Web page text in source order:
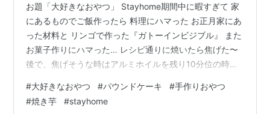
お題「大好きなおやつ」 Stayhome期間中に暇すぎて 家
にあるものでご飯作ったら 料理にハマった お正月家にあ
った材料と リンゴで作った『ガトーインビジブル』 また
お菓子作りにハマった… レシピ通りに焼いたら焦げた〜
後で、焦げそうな時はアルミホイルを残り10分位の時の
焦げたけど とても美味しいでした(^^) ホットケーキミッ
クスで 『ドライフルーツのパウンドケーキ』 上手くパウ
#大好きなおやつ #パウンドケーキ #手作りおやつ
#焼き芋 #stayhome